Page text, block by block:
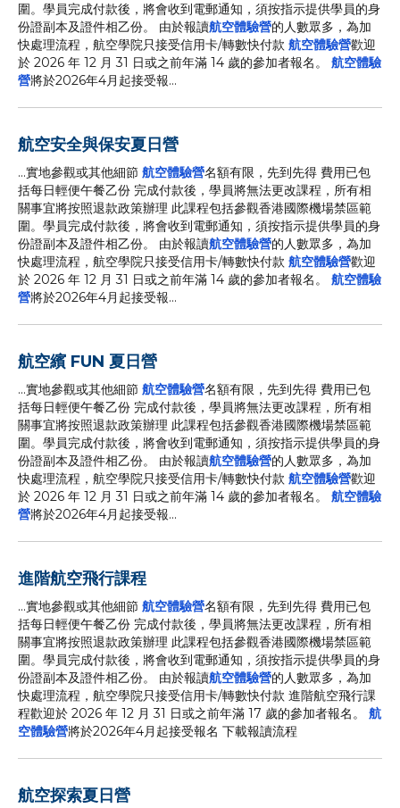
圍。學員完成付款後，將會收到電郵通知，須按指示提供學員的身
份證副本及證件相乙份。 由於報讀航空體驗營的人數眾多，為加
快處理流程，航空學院只接受信用卡/轉數快付款 航空體驗營歡迎
於 2026 年 12 月 31 日或之前年滿 14 歲的參加者報名。 航空體驗
營將於2026年4月起接受報...
航空安全與保安夏日營
...實地參觀或其他細節 航空體驗營名額有限，先到先得 費用已包
括每日輕便午餐乙份 完成付款後，學員將無法更改課程，所有相
關事宜將按照退款政策辦理 此課程包括參觀香港國際機場禁區範
圍。學員完成付款後，將會收到電郵通知，須按指示提供學員的身
份證副本及證件相乙份。 由於報讀航空體驗營的人數眾多，為加
快處理流程，航空學院只接受信用卡/轉數快付款 航空體驗營歡迎
於 2026 年 12 月 31 日或之前年滿 14 歲的參加者報名。 航空體驗
營將於2026年4月起接受報...
航空繽 FUN 夏日營
...實地參觀或其他細節 航空體驗營名額有限，先到先得 費用已包
括每日輕便午餐乙份 完成付款後，學員將無法更改課程，所有相
關事宜將按照退款政策辦理 此課程包括參觀香港國際機場禁區範
圍。學員完成付款後，將會收到電郵通知，須按指示提供學員的身
份證副本及證件相乙份。 由於報讀航空體驗營的人數眾多，為加
快處理流程，航空學院只接受信用卡/轉數快付款 航空體驗營歡迎
於 2026 年 12 月 31 日或之前年滿 14 歲的參加者報名。 航空體驗
營將於2026年4月起接受報...
進階航空飛行課程
...實地參觀或其他細節 航空體驗營名額有限，先到先得 費用已包
括每日輕便午餐乙份 完成付款後，學員將無法更改課程，所有相
關事宜將按照退款政策辦理 此課程包括參觀香港國際機場禁區範
圍。學員完成付款後，將會收到電郵通知，須按指示提供學員的身
份證副本及證件相乙份。 由於報讀航空體驗營的人數眾多，為加
快處理流程，航空學院只接受信用卡/轉數快付款 進階航空飛行課
程歡迎於 2026 年 12 月 31 日或之前年滿 17 歲的參加者報名。 航
空體驗營將於2026年4月起接受報名 下載報讀流程
航空探索夏日營